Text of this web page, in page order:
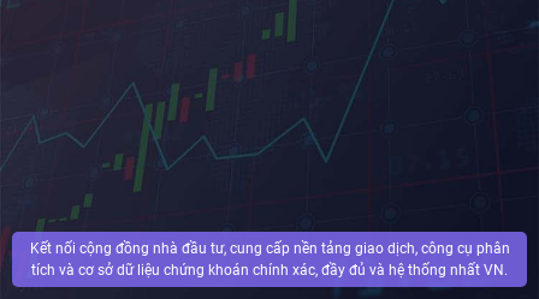
Kết nối cộng đồng nhà đầu tư, cung cấp nền tảng giao dịch, công cụ phân
tích và cơ sở dữ liệu chứng khoán chính xác, đầy đủ và hệ thống nhất VN.